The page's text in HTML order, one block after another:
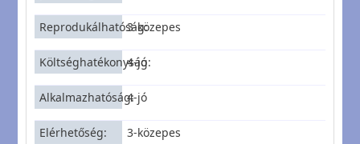
Reprodukálhatóság3-közepes
Költséghatékonyság
4-jó
Alkalmazhatóság4-jó
Elérhetőség 3-közepes